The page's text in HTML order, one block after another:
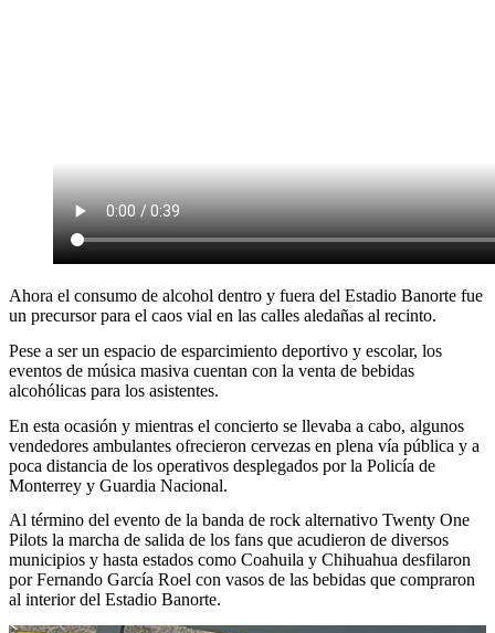
Ahora el consumo de alcohol dentro y fuera del Estadio Banorte fue
un precursor para el caos vial en las calles aledañas al recinto.
Pese a ser un espacio de esparcimiento deportivo y escolar, los
eventos de música masiva cuentan con la venta de bebidas
alcohólicas para los asistentes.
En esta ocasión y mientras el concierto se llevaba a cabo, algunos
vendedores ambulantes ofrecieron cervezas en plena vía pública y a
poca distancia de los operativos desplegados por la Policía de
Monterrey y Guardia Nacional.
Al término del evento de la banda de rock alternativo Twenty One
Pilots la marcha de salida de los fans que acudieron de diversos
municipios y hasta estados como Coahuila y Chihuahua desfilaron
por Fernando García Roel con vasos de las bebidas que compraron
al interior del Estadio Banorte.